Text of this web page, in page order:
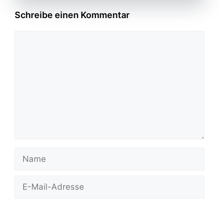
Schreibe einen Kommentar
Mail-